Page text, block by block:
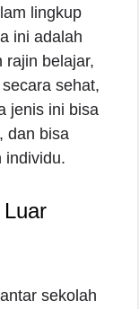
lingkup
ini adalah
rajin belajar,
sehat,
jenis ini bisa
dan bisa
individu.
sekolah